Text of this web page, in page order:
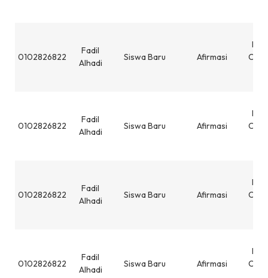
0102826822
Fadil
Alhadi
Siswa Baru Afirmasi
0102826822
Fadil
Alhadi
Siswa Baru Afirmasi
0102826822
Fadil
Alhadi
Siswa Baru Afirmasi
0102826822
Fadil
Alhadi
Siswa Baru Afirmasi